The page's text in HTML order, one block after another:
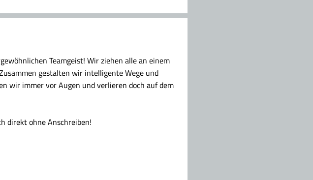
Teamgeist! Wir ziehen alle an einem
gestalten wir intelligente Wege und
wir immer vor Augen und verlieren doch auf dem
direkt ohne Anschreiben!